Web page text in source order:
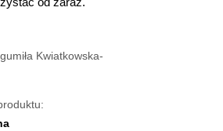
Kwiatkowska-